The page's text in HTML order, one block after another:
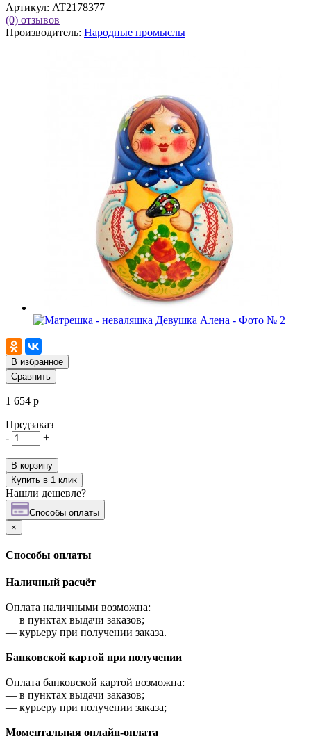
Артикул: AT2178377
(0) отзывов
Производитель: Народные промыслы
В избранное
Сравнить
1 654 р
Предзаказ
-
+
В корзину
Купить в 1 клик
Нашли дешевле?
Cпособы оплаты
×
Cпособы оплаты
Наличный расчёт
Оплата наличными возможна:
— в пунктах выдачи заказов;
— курьеру при получении заказа.
Банковской картой при получении
Оплата банковской картой возможна:
— в пунктах выдачи заказов;
— курьеру при получении заказа;
Моментальная онлайн-оплата